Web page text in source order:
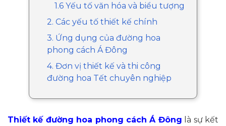
1.6 Yếu tố văn hóa và biểu tượng
2. Các yếu tố thiết kế chính
3. Ứng dụng của đường hoa
phong cách Á Đông
4. Đơn vị thiết kế và thi công
đường hoa Tết chuyên nghiệp
Thiết kế đường hoa phong cách Á Đông là sự kết